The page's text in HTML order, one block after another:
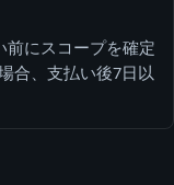
前にスコープを確定
合、支払い後7日以